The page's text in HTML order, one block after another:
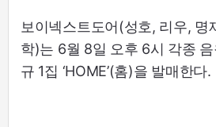
보이넥스트도어(성호, 리우, 명
학)는 6월 8일 오후 6시 각종
규 1집 ‘HOME’(홈)을 발매한다.